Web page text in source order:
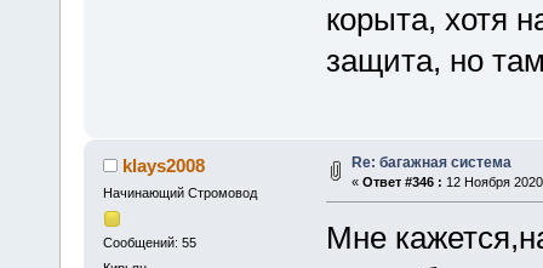
корыта, хотя
защита, но
klays2008
Начинающий Стромовод
Сообщений: 55
Re: багажная система
« Ответ #346 : 12 Ноября
Мне